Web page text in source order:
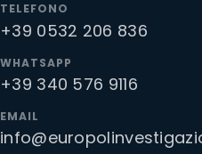
TELEFONO
+39 0532 206 836
WHATSAPP
+39 340 576 9116
EMAIL